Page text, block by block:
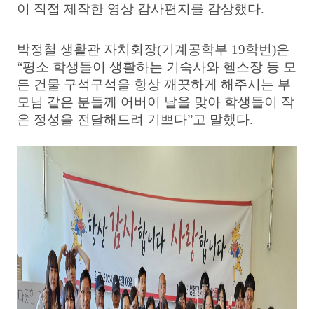
이 직접 제작한 영상 감사편지를 감상했다.
박정철 생활관 자치회장(기계공학부 19학번)은
“평소 학생들이 생활하는 기숙사와 헬스장 등 모
든 건물 구석구석을 항상 깨끗하게 해주시는 부
모님 같은 분들께 어버이 날을 맞아 학생들이 작
은 정성을 전달해드려 기쁘다”고 말했다.